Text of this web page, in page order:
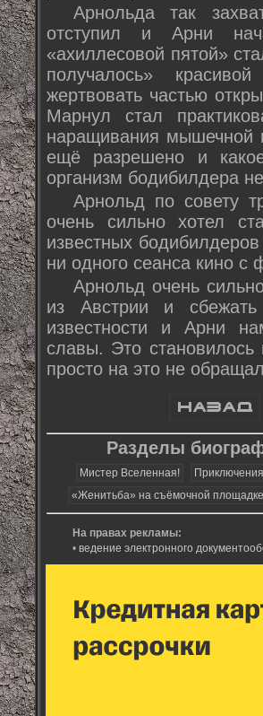
Арнольда так
отступил и Арни
«ахиллесовой пятой»
получалось»
жертвовать частью
Марнул стал
наращивания мышечной
ещё разрешено и
организм бодибилдера
Арнольд по совету
очень сильно хотел
известных
ни одного сеанса кино
Арнольд очень
из Австрии и
известности и Арни
славы. Это
просто на это не
Разделы
Мистер Вселенная!
«Женитьба» на съёмочной площадке
На правах рекламы:
• ведение электронного